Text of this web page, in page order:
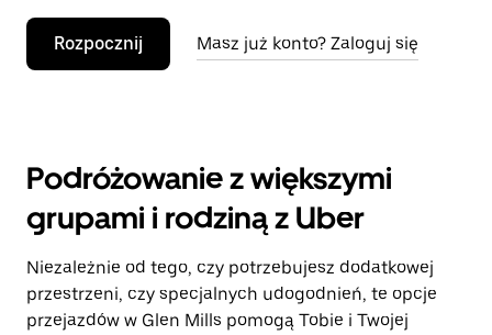
Rozpocznij Masz już konto? Zaloguj się
Podróżowanie z większymi
grupami i rodziną z Uber
Niezależnie od tego, czy potrzebujesz dodatkowej
przestrzeni, czy specjalnych udogodnień, te opcje
przejazdów w Glen Mills pomogą Tobie i Twojej